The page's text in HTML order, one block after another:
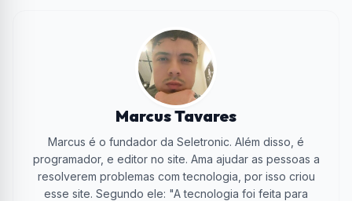
Marcus Tavares
Marcus é o fundador da Seletronic. Além disso, é
programador, e editor no site. Ama ajudar as pessoas a
resolverem problemas com tecnologia, por isso criou
esse site. Segundo ele: "A tecnologia foi feita para